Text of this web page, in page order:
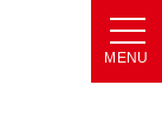
MENU